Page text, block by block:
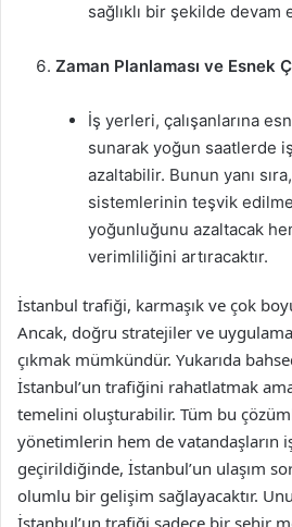
sağlıklı bir şekilde devam
Zaman Planlaması ve Esnek
İş yerleri, çalışanlarına
sunarak yoğun saatlerde
azaltabilir. Bunun yanı
sistemlerinin teşvik
yoğunluğunu azaltacak
verimliliğini artıracaktır.
İstanbul trafiği, karmaşık ve çok
Ancak, doğru stratejiler ve
çıkmak mümkündür. Yukarıda
İstanbul’un trafiğini rahatlatmak
temelini oluşturabilir. Tüm bu
yönetimlerin hem de vatandaşların
geçirildiğinde, İstanbul’un ulaşım
olumlu bir gelişim sağlayacaktır.
İstanbul’un trafiği sadece bir şehir